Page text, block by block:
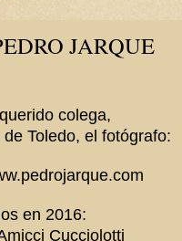
JARQUE
colega,
Toledo, el fotógrafo:
en 2016:
Cucciolotti